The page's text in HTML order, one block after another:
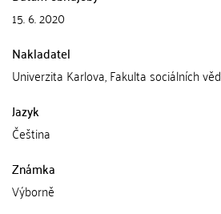
15. 6. 2020
Nakladatel
Univerzita Karlova, Fakulta sociálních věd
Jazyk
Čeština
Známka
Výborně